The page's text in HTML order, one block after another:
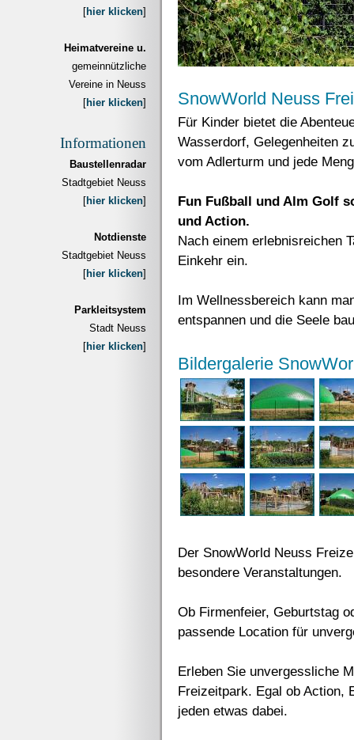
[hier klicken]
Heimatvereine u.
gemeinnützliche
Vereine in Neuss
[hier klicken]
Informationen
Baustellenradar
Stadtgebiet Neuss
[hier klicken]
Notdienste
Stadtgebiet Neuss
[hier klicken]
Parkleitsystem
Stadt Neuss
[hier klicken]
SnowWorld Neuss
Für Kinder bietet die
Wasserdorf, Gelegenheiten
vom Adlerturm und jede
Fun Fußball und Alm Golf
und Action.
Nach einem erlebnisreichen
Einkehr ein.
Im Wellnessbereich kann
entspannen und die Seele
Bildergalerie
Der SnowWorld Neuss
besondere Veranstaltungen.
Ob Firmenfeier, Geburtstag
passende Location für
Erleben Sie unvergessliche
Freizeitpark. Egal ob Action,
jeden etwas dabei.